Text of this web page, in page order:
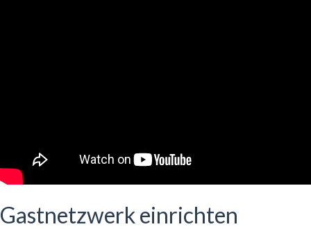
Gastnetzwerk einrichten